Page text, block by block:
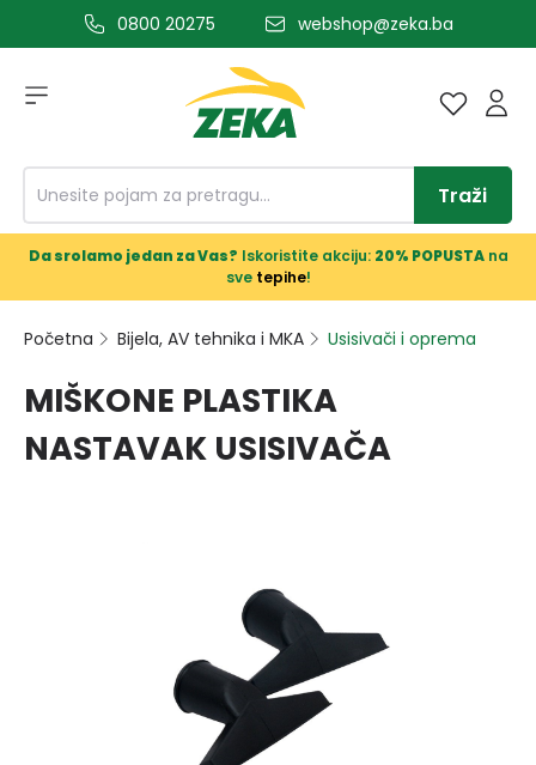
glavni sadržaj0800 20275 webshop@zeka.ba
Traži
Da srolamo jedan za Vas? Iskoristite akciju: 20% POPUSTAna
sve tepihe!
Početna Bijela, AV tehnika i MKA Usisivači i oprema
MIŠKONE PLASTIKA
NASTAVAK USISIVAČA